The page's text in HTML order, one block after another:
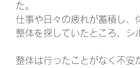
た。
仕事や日々の疲れが蓄積し、
整体を探していたところ、シ
整体は行ったことがなく不安